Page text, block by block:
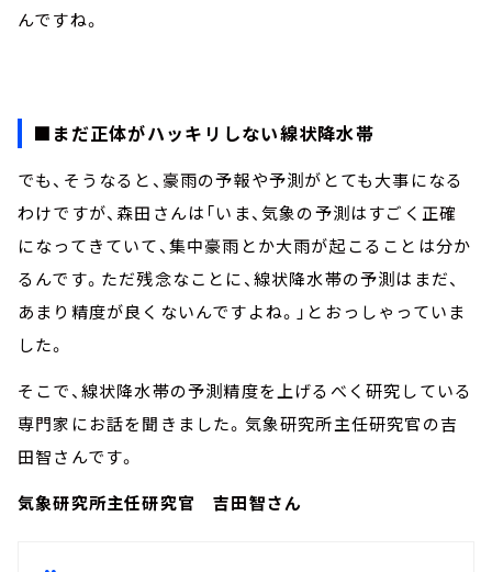
んですね。
■まだ正体がハッキリしない線状降水帯
でも、そうなると、豪雨の予報や予測がとても大事になる
わけですが、森田さんは「いま、気象の予測はすごく正確
になってきていて、集中豪雨とか大雨が起こることは分か
るんです。ただ残念なことに、線状降水帯の予測はまだ、
あまり精度が良くないんですよね。」とおっしゃっていま
した。
そこで、線状降水帯の予測精度を上げるべく研究している
専門家にお話を聞きました。気象研究所主任研究官の吉
田智さんです。
気象研究所主任研究官 吉田智さん